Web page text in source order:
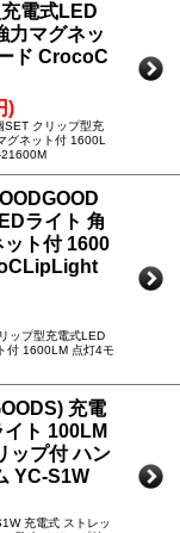
電式LED
力マグネッ
ド CrocoC
)
SET クリップ型充
グネット付 1600L
ライト 角
ット付 1600
ップ型充電式LED
付 1600LM 点灯4モ
充電
ト 100LM
ップ付 ハン
YC-S1W
充電式 ストレッ